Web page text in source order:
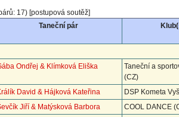
17) [postupová soutěž]
Taneční pár
Ondřej & Klímková Eliška
Taneční a
(CZ)
David & Hájková Kateřina
DSP Kometa
Jiří & Matýsková Barbora
COOL DANCE